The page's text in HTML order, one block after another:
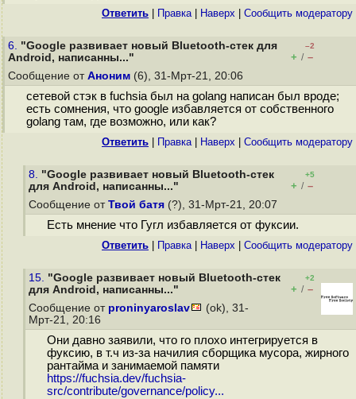
Ответить Правка| Наверх Cообщить модератору
6. "Google развивает новый Bluetooth-стек для
Android, написанны..."
–2
+ / –
Сообщение от Аноним (6), 31-Мрт-21, 20:06
сетевой стэк в fuchsia был на golang написан был вроде;
есть сомнения, что google избавляется от собственного
golang там, где возможно, или как?
Ответить Правка| Наверх Cообщить модератору
8. "Google развивает новый Bluetooth-стек
для Android, написанны..."
+5
+ / –
Сообщение от Твой батя (?), 31-Мрт-21, 20:07
Есть мнение что Гугл избавляется от фуксии.
Ответить Правка| Наверх Cообщить модератору
15. "Google развивает новый Bluetooth-стек
для Android, написанны..."
+2
+ / –
Сообщение от proninyaroslav
(ok), 31-
Мрт-21, 20:16
Они давно заявили, что го плохо интегрируется в
фуксию, в т.ч из-за начилия сборщика мусора, жирного
рантайма и занимаемой памяти
https://fuchsia.dev/fuchsia-
src/contribute/governance/policy...